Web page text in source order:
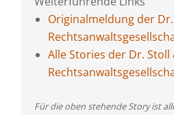
Originalmeldung der
Alle Stories der Dr. Stoll
Für die oben stehende Story ist